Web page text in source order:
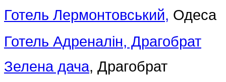
Готель Лермонтовський, Одеса
Готель Адреналін, Драгобрат
Зелена дача, Драгобрат